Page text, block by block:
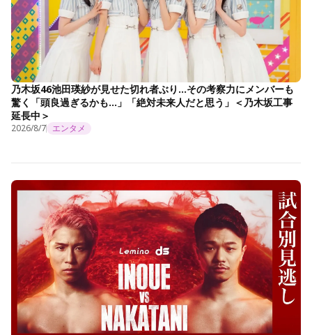
乃木坂46池田瑛紗が見せた切れ者ぶり…その考察力にメンバーも
驚く「頭良過ぎるかも…」「絶対未来人だと思う」＜乃木坂工事
延長中＞
2026/8/7 エンタメ